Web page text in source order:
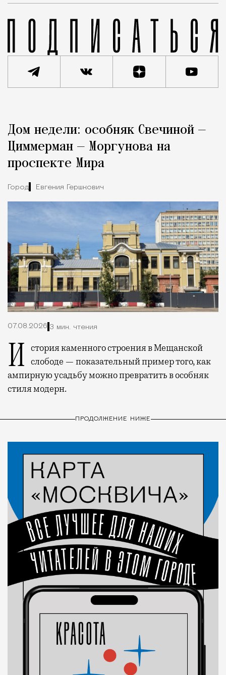
Город
Дом недели: особняк Свечиной —
Циммерман — Моргунова на
проспекте Мира
Город Евгения Гершкович
07.08.2026 3 мин. чтения
История каменного строения в Мещанской слободе — показательный пример того, как
ампирную усадьбу можно превратить в особняк
стиля модерн.
ПРОДОЛЖЕНИЕ НИЖЕ